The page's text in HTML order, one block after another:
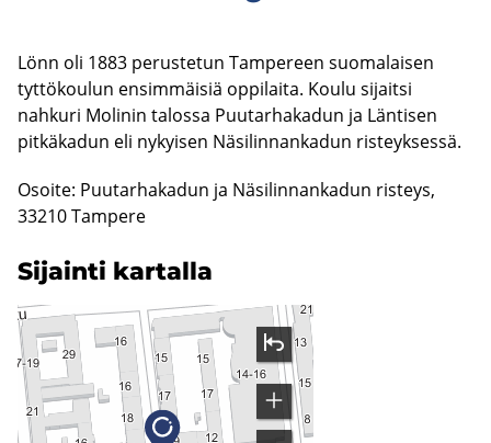
Lönn oli 1883 perustetun Tampereen suomalaisen
tyttökoulun ensimmäisiä oppilaita. Koulu sijaitsi
nahkuri Molinin talossa Puutarhakadun ja Läntisen
pitkäkadun eli nykyisen Näsilinnankadun risteyksessä.
Osoite: Puutarhakadun ja Näsilinnankadun risteys,
33210 Tampere
Si­jain­ti kar­tal­la